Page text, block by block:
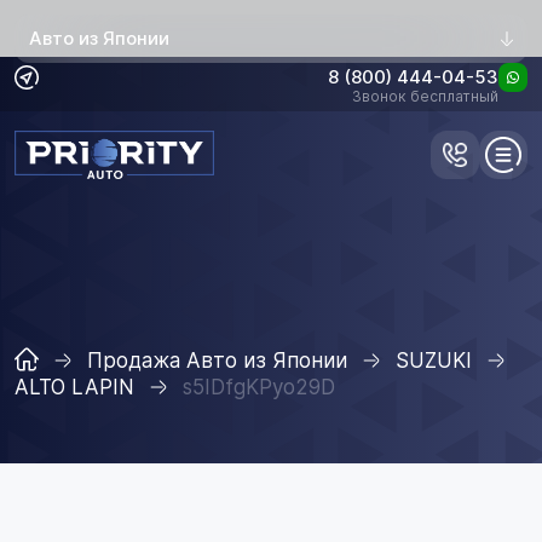
Авто из Японии
8 (800) 444-04-53
Звонок бесплатный
Продажа Авто из Японии
SUZUKI
ALTO LAPIN
s5IDfgKPyo29D